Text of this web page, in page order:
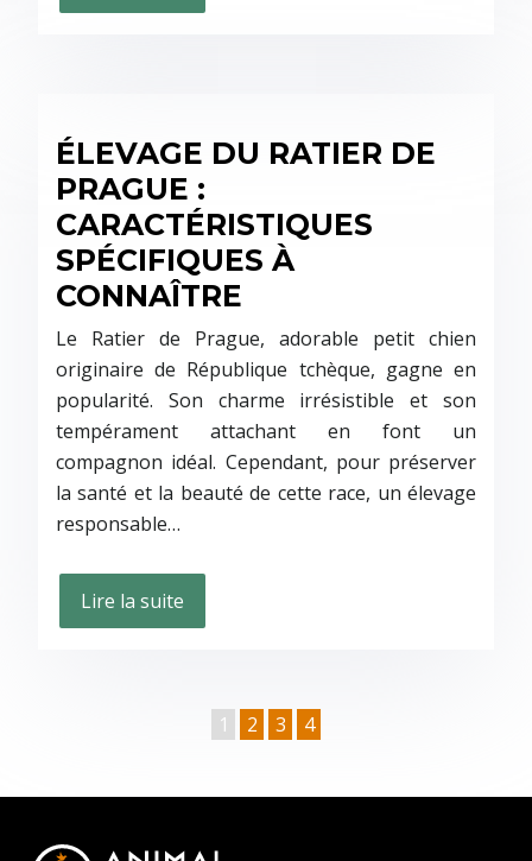
ÉLEVAGE DU RATIER DE
PRAGUE :
CARACTÉRISTIQUES
SPÉCIFIQUES À
CONNAÎTRE
Le Ratier de Prague, adorable petit chien
originaire de République tchèque, gagne en
popularité. Son charme irrésistible et son
tempérament attachant en font un
compagnon idéal. Cependant, pour préserver
la santé et la beauté de cette race, un élevage
responsable…
Lire la suite
1 2 3 4